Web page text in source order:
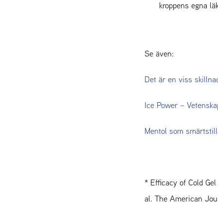
kroppens egna
Se även:
Det är en viss
Ice Power –
Mentol som
* Efficacy of Cold
al. The American